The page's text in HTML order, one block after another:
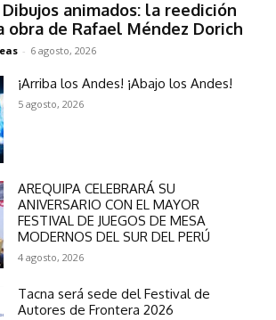
animados: la reedición
obra de Rafael Méndez Dorich
- 6 agosto, 2026
¡Arriba los Andes! ¡Abajo los Andes!
5 agosto, 2026
AREQUIPA CELEBRARÁ SU
ANIVERSARIO CON EL MAYOR
FESTIVAL DE JUEGOS DE MESA
MODERNOS DEL SUR DEL PERÚ
4 agosto, 2026
Tacna será sede del Festival de
Autores de Frontera 2026